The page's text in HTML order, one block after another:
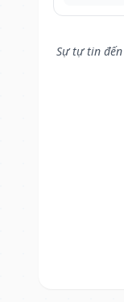
Sự tự tin